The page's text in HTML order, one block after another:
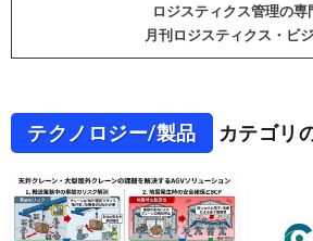
ロジスティクス管理の専
月刊ロジスティクス・ビ
テクノロジー/製品 カテゴリ